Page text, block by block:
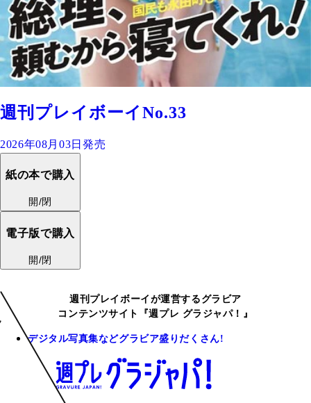
週刊プレイボーイNo.33
2026年08月03日発売
紙の本で購入
開/閉
電子版で購入
開/閉
週刊プレイボーイが運営するグラビア
コンテンツサイト『週プレ グラジャパ！』
デジタル写真集などグラビア盛りだくさん!